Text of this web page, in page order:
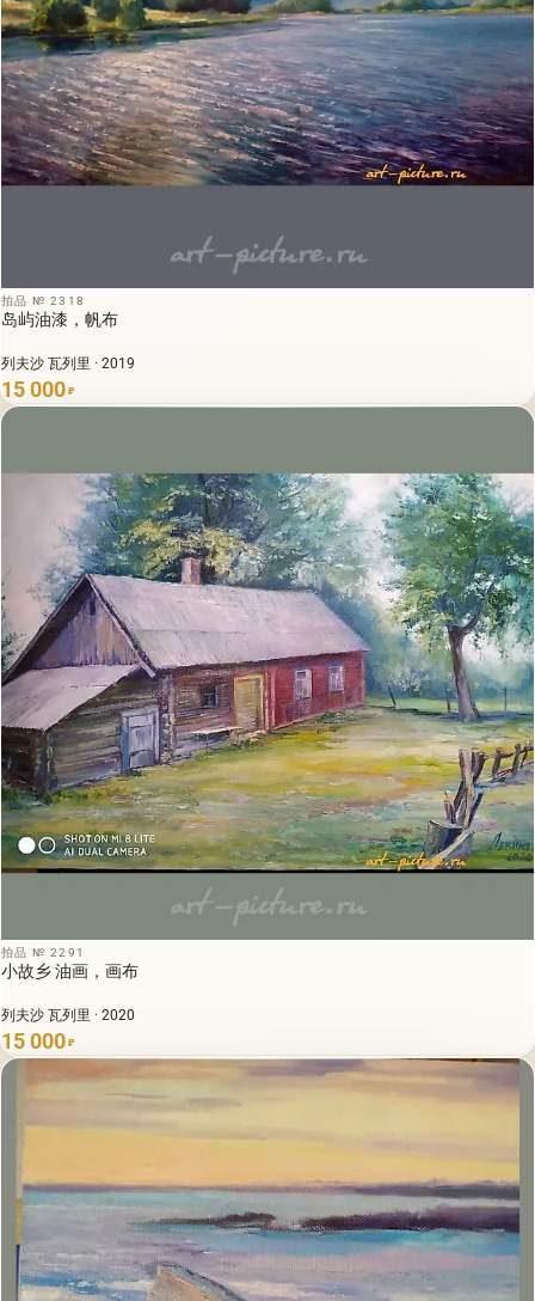
拍品 № 2318
岛屿油漆，帆布
列夫沙 瓦列里 · 2019
15 000 ₽
拍品 № 2291
小故乡 油画，画布
列夫沙 瓦列里 · 2020
15 000 ₽